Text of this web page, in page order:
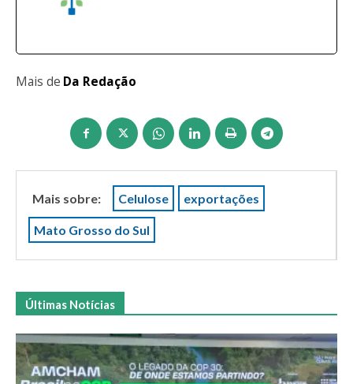
Mais de Da Redação
Mais sobre: Celulose exportações
Mato Grosso do Sul
Últimas Notícias